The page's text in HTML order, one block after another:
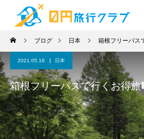
ブログ 日本 箱根フリーパス
2021.05.16 日本
箱根フリーパスで行くお得旅